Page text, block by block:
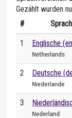
Gezählt wurden
#
1 Englische
Netherlands
2 Deutsche
Niederlande
3
Nederland